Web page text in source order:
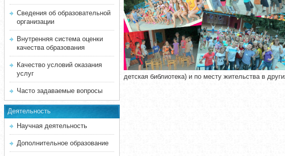
Сведения об образовательной
организации
Внутренняя система оценки
качества образования
Качество условий оказания
услуг
Часто задаваемые вопросы
Деятельность
Научная деятельность
Дополнительное образование
детская библиотека) и по месту жительства в